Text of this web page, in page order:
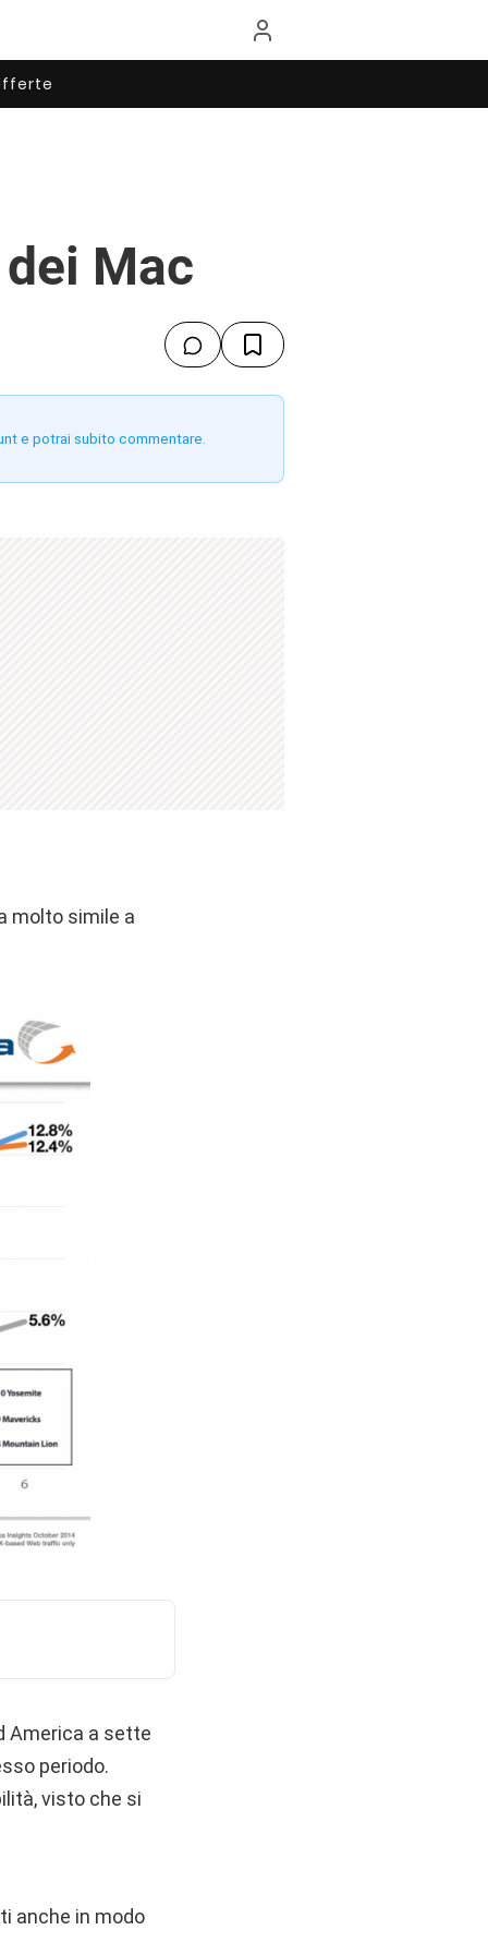
Mac
e potrai subito commentare.
molto simile a
America a sette
periodo.
visto che si
anche in modo